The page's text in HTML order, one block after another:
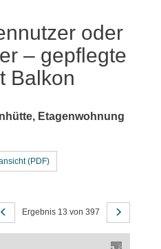
oder
– gepflegte
Balkon
Etagenwohnung
(PDF)
Ergebnis 13 von 397